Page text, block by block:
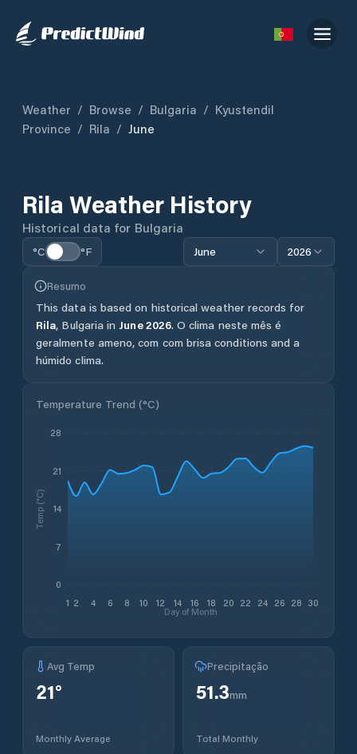
Weather / Browse / Bulgaria / Kyustendil
Province / Rila / June
Rila Weather History
Historical data for Bulgaria
°C °F June 2026
Resumo
This data is based on historical weather records for
Rila, Bulgaria in June2026.O clima neste mês é
geralmente ameno, com com brisa conditions and a
húmido clima.
Temperature Trend (°C)
1 2 4 6 8 10 12 14 16 18 20 22 24 26 28 30
Day of Month
0
7
14
21
28
Temp (°C)
Avg Temp
21°
Monthly Average
Precipitação
51.3mm
Total Monthly